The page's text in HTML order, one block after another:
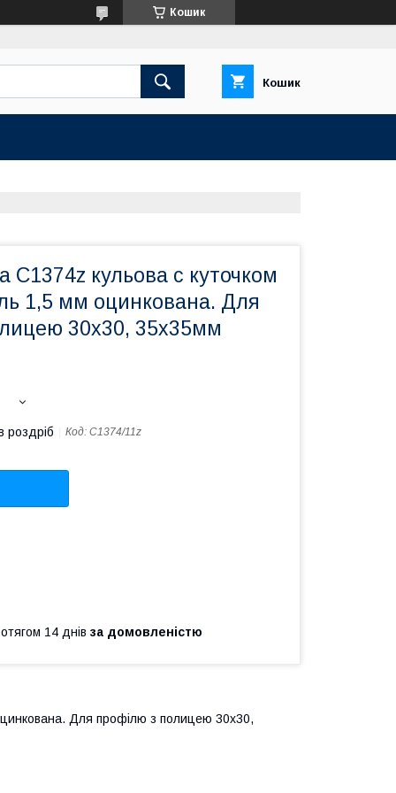
Кошик
Кошик
C1374z кульова c куточком
1,5 мм оцинкована. Для
30х30, 35х35мм
роздріб Код: C1374/11z
14 днів за домовленістю
Для профілю з полицею 30х30,